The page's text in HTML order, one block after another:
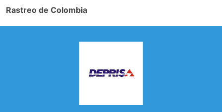
Rastreo de Colombia